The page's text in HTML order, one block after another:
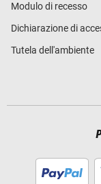
Modulo di recesso
Dichiarazione di
Tutela dell'ambiente